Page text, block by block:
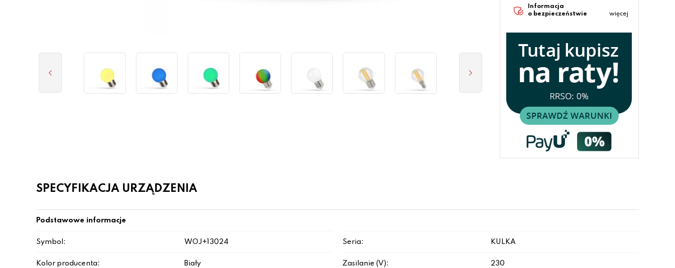
Informacja
o bezpieczeństwie
więcej
SPECYFIKACJA URZĄDZENIA
Podstawowe informacje
Symbol: WOJ+13024 Seria: KULKA
Kolor producenta: Biały Zasilanie (V): 230